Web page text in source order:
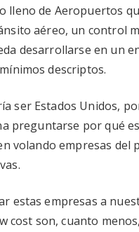
lleno de Aeropuertos
aéreo, un control
desarrollarse en un
descriptos.
ser Estados Unidos,
preguntarse por qué
volando empresas del
estas empresas a
cost son, cuanto